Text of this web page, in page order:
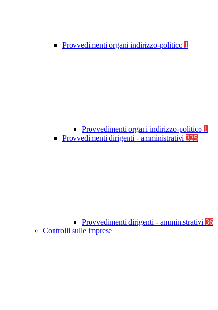
Provvedimenti organi indirizzo-politico 1
Provvedimenti organi indirizzo-politico 1
Provvedimenti dirigenti - amministrativi 325
Provvedimenti dirigenti - amministrativi 36
Controlli sulle imprese